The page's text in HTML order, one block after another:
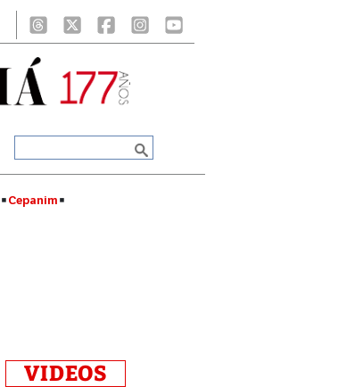
Cepanim
VIDEOS